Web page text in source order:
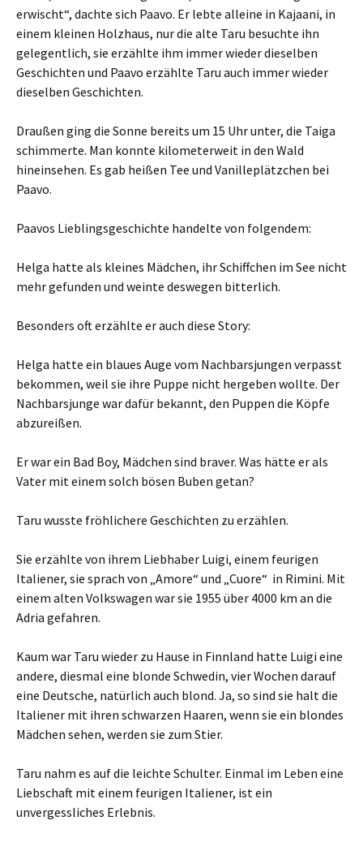
erwischt“, dachte sich Paavo. Er lebte alleine in Kajaani, in
einem kleinen Holzhaus, nur die alte Taru besuchte ihn
gelegentlich, sie erzählte ihm immer wieder dieselben
Geschichten und Paavo erzählte Taru auch immer wieder
dieselben Geschichten.
Draußen ging die Sonne bereits um 15 Uhr unter, die Taiga
schimmerte. Man konnte kilometerweit in den Wald
hineinsehen. Es gab heißen Tee und Vanilleplätzchen bei
Paavo.
Paavos Lieblingsgeschichte handelte von folgendem:
Helga hatte als kleines Mädchen, ihr Schiffchen im See nicht
mehr gefunden und weinte deswegen bitterlich.
Besonders oft erzählte er auch diese Story:
Helga hatte ein blaues Auge vom Nachbarsjungen verpasst
bekommen, weil sie ihre Puppe nicht hergeben wollte. Der
Nachbarsjunge war dafür bekannt, den Puppen die Köpfe
abzureißen.
Er war ein Bad Boy, Mädchen sind braver. Was hätte er als
Vater mit einem solch bösen Buben getan?
Taru wusste fröhlichere Geschichten zu erzählen.
Sie erzählte von ihrem Liebhaber Luigi, einem feurigen
Italiener, sie sprach von „Amore“ und „Cuore“ in Rimini. Mit
einem alten Volkswagen war sie 1955 über 4000 km an die
Adria gefahren.
Kaum war Taru wieder zu Hause in Finnland hatte Luigi eine
andere, diesmal eine blonde Schwedin, vier Wochen darauf
eine Deutsche, natürlich auch blond. Ja, so sind sie halt die
Italiener mit ihren schwarzen Haaren, wenn sie ein blondes
Mädchen sehen, werden sie zum Stier.
Taru nahm es auf die leichte Schulter. Einmal im Leben eine
Liebschaft mit einem feurigen Italiener, ist ein
unvergessliches Erlebnis.